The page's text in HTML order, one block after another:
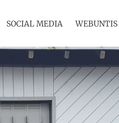
SOCIAL MEDIA WEBUNTIS